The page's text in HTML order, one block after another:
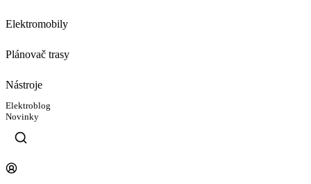
Elektromobily
Plánovač trasy
Nástroje
Elektroblog
Novinky